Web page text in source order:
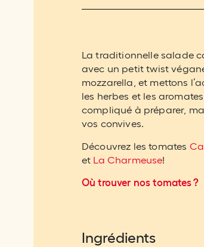
La traditionnelle salade
avec un petit twist
mozzarella, et mettons
les herbes et les
compliqué à préparer,
vos convives.
Découvrez les tomates
et La Charmeuse!
Où trouver nos tomates ?
Ingrédients